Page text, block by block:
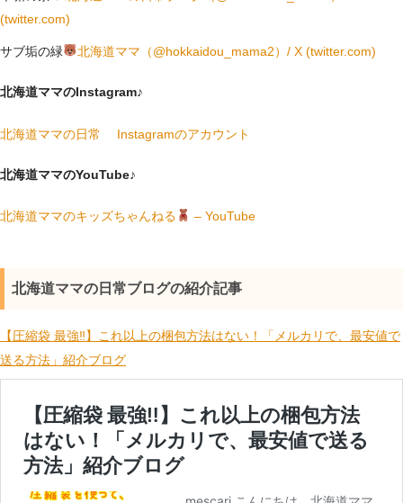
(twitter.com)
サブ垢の緑 北海道ママ（@hokkaidou_mama2）/ X (twitter.com)
北海道ママのInstagram♪
北海道ママの日常 Instagramのアカウント
北海道ママのYouTube♪
北海道ママのキッズちゃんねる – YouTube
北海道ママの日常ブログの紹介記事
【圧縮袋 最強‼】これ以上の梱包方法はない！「メルカリで、最安値で
送る方法」紹介ブログ